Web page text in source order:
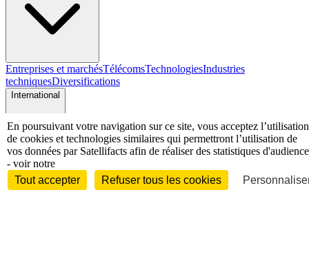
Entreprises et marchésTélécomsTechnologiesIndustries
techniquesDiversifications
International
International
Personnalités
En poursuivant votre navigation sur ce site, vous acceptez l’utilisation
de cookies et technologies similaires qui permettront l’utilisation de
vos données par Satellifacts afin de réaliser des statistiques d'audience
- voir notre
Tout accepter
Refuser tous les cookies